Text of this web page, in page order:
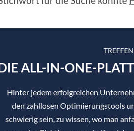
ALL-IN-ONE-
Hinter jedem erfolgreichen
den zahllosen Optimierungstools
schwierig sein, zu wissen, wo man